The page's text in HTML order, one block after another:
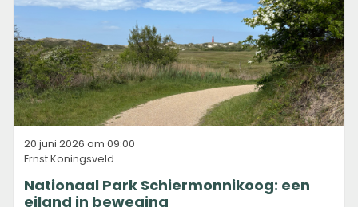
20 juni 2026 om 09:00
Ernst Koningsveld
Nationaal Park Schiermonnikoog: een
eiland in beweging